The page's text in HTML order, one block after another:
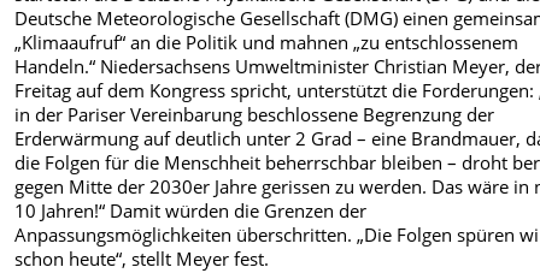
Deutsche Meteorologische Gesellschaft (DMG) einen
„Klimaaufruf“ an die Politik und mahnen „zu entschlossenem
Handeln.“ Niedersachsens Umweltminister Christian Meyer,
Freitag auf dem Kongress spricht, unterstützt die Forderungen:
in der Pariser Vereinbarung beschlossene Begrenzung der
Erderwärmung auf deutlich unter 2 Grad – eine Brandmauer,
die Folgen für die Menschheit beherrschbar bleiben – droht
gegen Mitte der 2030er Jahre gerissen zu werden. Das wäre in
10 Jahren!“ Damit würden die Grenzen der
Anpassungsmöglichkeiten überschritten. „Die Folgen spüren
schon heute“, stellt Meyer fest.